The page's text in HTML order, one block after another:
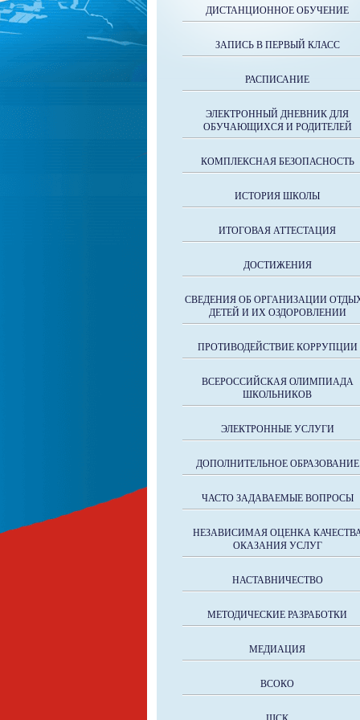
ДИСТАНЦИОННОЕ ОБУЧЕНИЕ
ЗАПИСЬ В ПЕРВЫЙ КЛАСС
РАСПИСАНИЕ
ЭЛЕКТРОННЫЙ ДНЕВНИК ДЛЯ
ОБУЧАЮЩИХСЯ И РОДИТЕЛЕЙ
КОМПЛЕКСНАЯ БЕЗОПАСНОСТЬ
ИСТОРИЯ ШКОЛЫ
ИТОГОВАЯ АТТЕСТАЦИЯ
ДОСТИЖЕНИЯ
СВЕДЕНИЯ ОБ ОРГАНИЗАЦИИ
ДЕТЕЙ И ИХ ОЗДОРОВЛЕНИИ
ПРОТИВОДЕЙСТВИЕ КОРРУПЦИИ
ВСЕРОССИЙСКАЯ ОЛИМПИАДА
ШКОЛЬНИКОВ
ЭЛЕКТРОННЫЕ УСЛУГИ
ДОПОЛНИТЕЛЬНОЕ ОБРАЗОВАНИЕ
ЧАСТО ЗАДАВАЕМЫЕ ВОПРОСЫ
НЕЗАВИСИМАЯ ОЦЕНКА
ОКАЗАНИЯ УСЛУГ
НАСТАВНИЧЕСТВО
МЕТОДИЧЕСКИЕ РАЗРАБОТКИ
МЕДИАЦИЯ
ВСОКО